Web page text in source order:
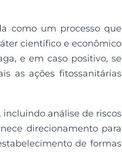
como um processo que
científico e econômico
e em caso positivo, se
as ações fitossanitárias
incluindo análise de riscos
direcionamento para
de formas